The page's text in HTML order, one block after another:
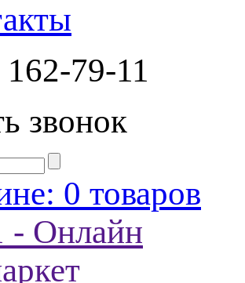
79-11
звонок
0 товаров